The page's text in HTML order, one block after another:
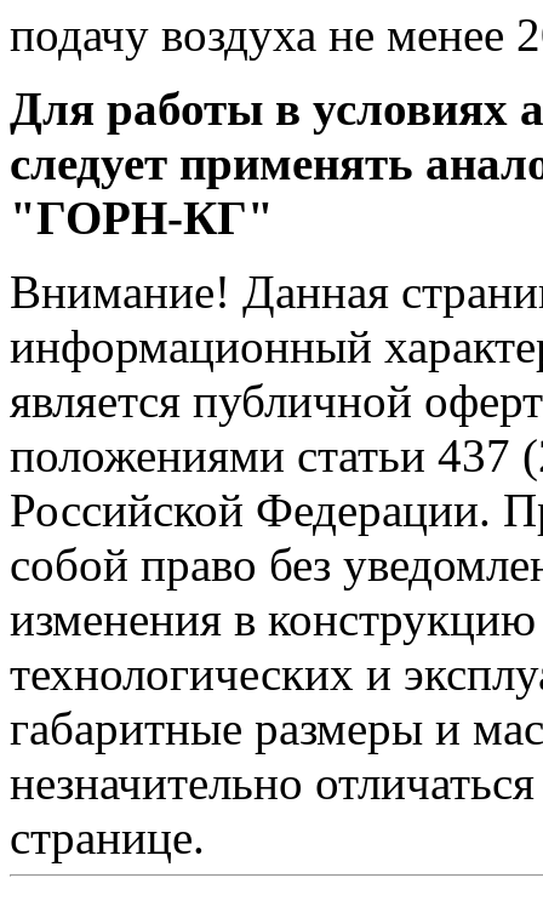
подачу воздуха не менее
Для работы в условиях
следует применять
"ГОРН-КГ"
Внимание! Данная
информационный
является публичной
положениями статьи 437
Российской Федерации.
собой право без
изменения в
технологических и
габаритные размеры и
незначительно
странице.